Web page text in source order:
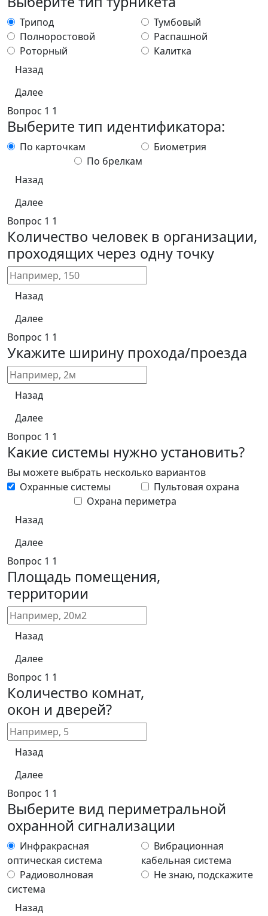
Трипод
Тумбовый
Полноростовой
Распашной
Роторный
Калитка
Назад
Далее
Вопрос 1 1
Выберите тип идентификатора:
По карточкам
Биометрия
По брелкам
Назад
Далее
Вопрос 1 1
Количество человек в организации,
проходящих через одну точку
Назад
Далее
Вопрос 1 1
Укажите ширину прохода/проезда
Назад
Далее
Вопрос 1 1
Какие системы нужно установить?
Вы можете выбрать несколько вариантов
Охранные системы
Пультовая охрана
Охрана периметра
Назад
Далее
Вопрос 1 1
Площадь помещения,
территории
Назад
Далее
Вопрос 1 1
Количество комнат,
окон и дверей?
Назад
Далее
Вопрос 1 1
Выберите вид периметральной
охранной сигнализации
Инфракрасная
оптическая система
Вибрационная
кабельная система
Радиоволновая
система
Не знаю, подскажите
Назад